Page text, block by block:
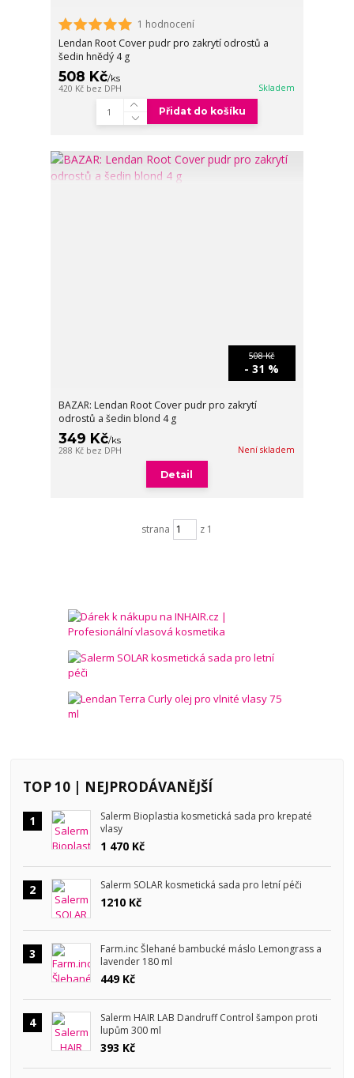
1 hodnocení
Lendan Root Cover pudr pro zakrytí odrostů a
šedin hnědý 4 g
508 Kč/ks
420 Kč bez DPH Skladem
Přidat do košíku
508 Kč
- 31 %
BAZAR: Lendan Root Cover pudr pro zakrytí
odrostů a šedin blond 4 g
349 Kč/ks
288 Kč bez DPH Není skladem
Detail
strana z 1
TOP 10 | NEJPRODÁVANĚJŠÍ
1
Salerm Bioplastia kosmetická sada pro krepaté
vlasy
1 470 Kč
2 Salerm SOLAR kosmetická sada pro letní péči
1210 Kč
3
Farm.inc Šlehané bambucké máslo Lemongrass a
lavender 180 ml
449 Kč
4
Salerm HAIR LAB Dandruff Control šampon proti
lupům 300 ml
393 Kč